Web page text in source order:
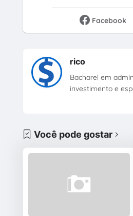
Facebook
rico
Bacharel em
investimento e
Você pode gostar